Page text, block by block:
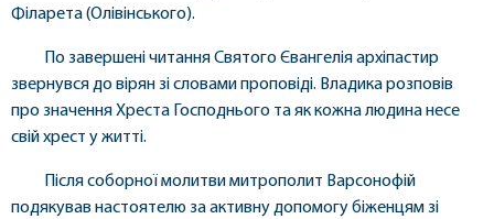
Філарета (Олівінського).
По завершені читання Святого Євангелія архіпастир
звернувся до вірян зі словами проповіді. Владика розповів
про значення Хреста Господнього та як кожна людина несе
свій хрест у житті.
Після соборної молитви митрополит Варсонофій
подякував настоятелю за активну допомогу біженцям зі